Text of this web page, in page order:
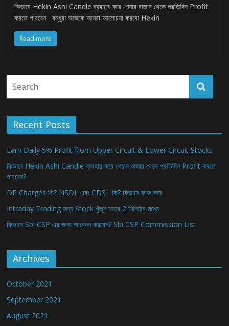
কিভাবে Hekin Ashi Candle ব্যবহার করে শেয়ার বাজার থেকে প্রতিদিন Profit
করতে পারবেন বন্ধুরা আজকে আমরা আলোচনা করবো Hekin
Read more
Recent Posts
Earn Daily 5% Profit from Upper Circuit & Lower Circuit Stocks
কিভাবে Hekin Ashi Candle ব্যবহার করে শেয়ার বাজার থেকে প্রতিদিন Profit করতে
পারবেন?
DP Charges কি? NSDL এবং CDSL কি? কিভাবে কাজ করে
Intraday Trading জন্য Stock খুঁজুন মাত্র 2 মিনিটের মধ্যে
কিভাবে Sbi CSP এর জন্য আবেদন করবেন? Sbi CSP Commission List
Archives
October 2021
September 2021
August 2021